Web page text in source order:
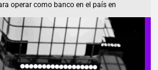
operar como banco en el país en
valoración de US$ 75 mil
de clientes globales, la entrada de
el paso clave para consolidar su
un desafío directo a las estructuras de